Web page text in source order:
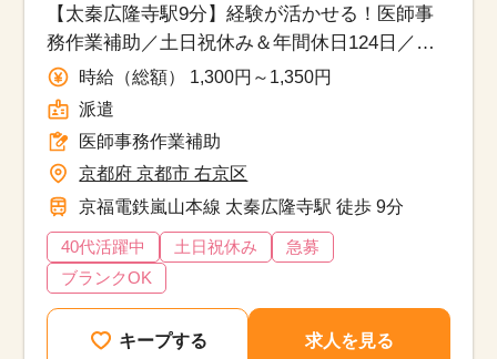
【太秦広隆寺駅9分】経験が活かせる！医師事
務作業補助／土日祝休み＆年間休日124日／昇
給・福利厚生も充実♪
時給（総額） 1,300円～1,350円
派遣
医師事務作業補助
京都府 京都市 右京区
京福電鉄嵐山本線 太秦広隆寺駅 徒歩 9分
40代活躍中 土日祝休み
急募
ブランクOK
キープする 求人を見る